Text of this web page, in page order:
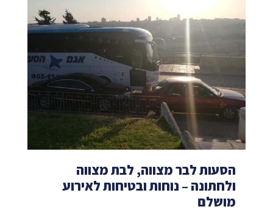
הסעות לבר מצווה, לבת מצווה
ולחתונה – נוחות ובטיחות לאירוע
מושלם